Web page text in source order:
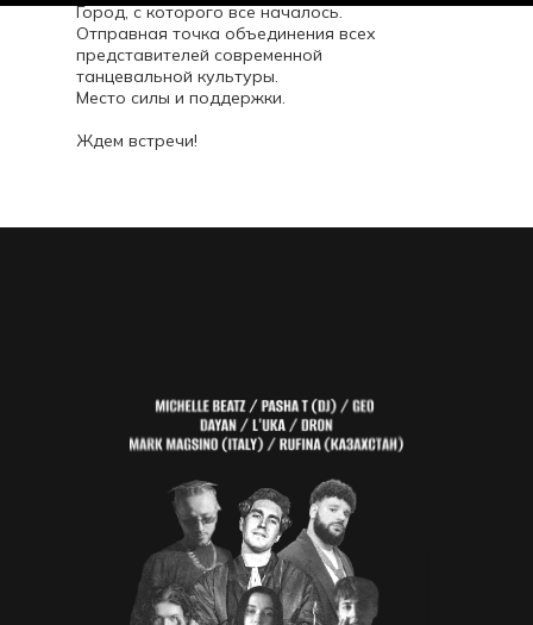
Город, с которого все началось.
Отправная точка объединения всех
представителей современной
танцевальной культуры.
Место силы и поддержки.
Ждем встречи!